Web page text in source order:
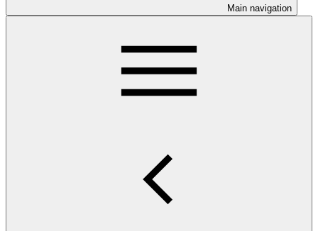
Main navigation